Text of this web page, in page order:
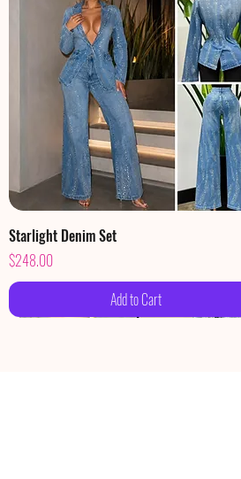
Starlight Denim Set
Price
$248.00
Add to Cart